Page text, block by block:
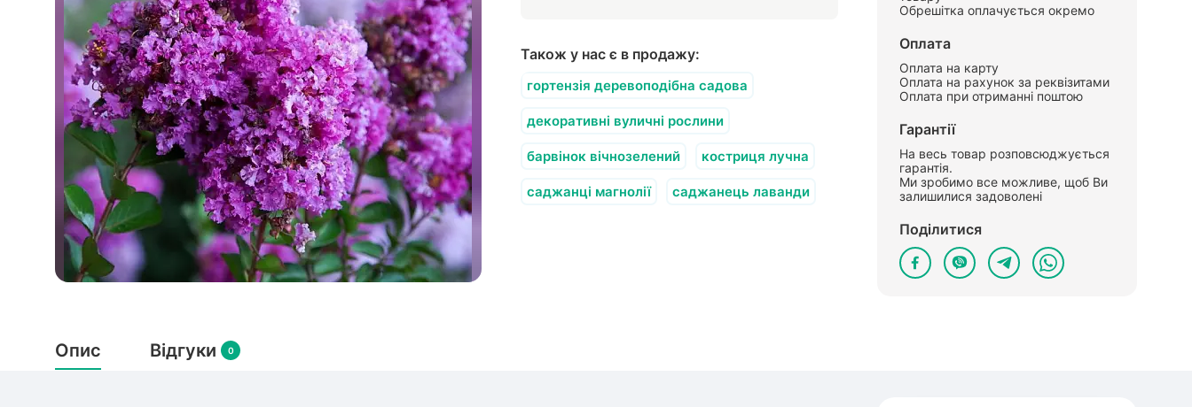
Також у нас є в продажу:
гортензія деревоподібна садова
декоративні вуличні рослини
барвінок вічнозелений костриця лучна
саджанці магнолії саджанець лаванди
Обрешітка оплачується окремо
Оплата
Оплата на карту
Оплата на рахунок за реквізитами
Оплата при отриманні поштою
Гарантії
На весь товар розповсюджується
гарантія.
Ми зробимо все можливе, щоб Ви
залишилися задоволені
Поділитися
Опис Відгуки 0